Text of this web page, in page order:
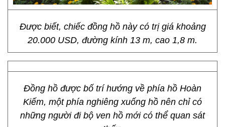
Được biết, chiếc đồng hồ này có trị giá khoảng
20.000 USD, đường kính 13 m, cao 1,8 m.
Đồng hồ được bố trí hướng về phía hồ Hoàn
Kiếm, một phía nghiêng xuống hồ nên chỉ có
những người đi bộ ven hồ mới có thể quan sát